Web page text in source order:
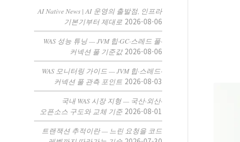
AI Native News | AI 운영의 출발점, 인프라
기본기부터 제대로 2026-08-06
WAS 성능 튜닝 — JVM 힙·GC·스레드 풀·
커넥션 풀 기준값 2026-08-06
WAS 모니터링 가이드 — JVM 힙·스레드·
커넥션 풀 관측 포인트 2026-08-03
국내 WAS 시장 지형 — 국산·외산·
오픈소스 구도와 교체 기준 2026-08-01
트랜잭션 추적이란 — 느린 요청을 코드